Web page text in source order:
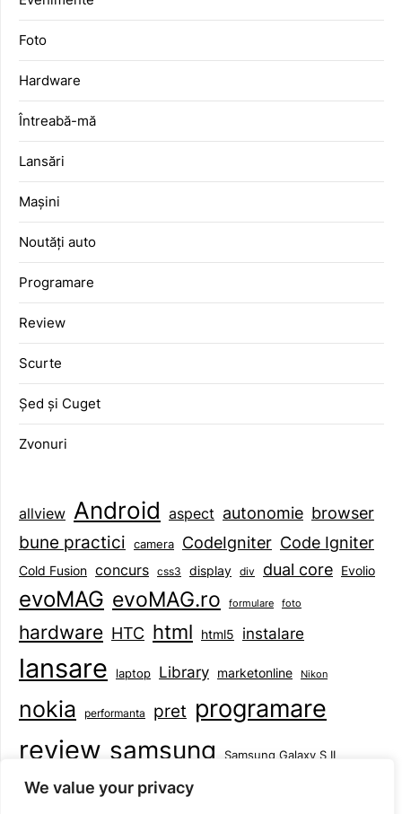
We value your privacy
Foto
Hardware
Întreabă-mă
Lansări
Mașini
Noutăți auto
Programare
Review
Scurte
Șed și Cuget
Zvonuri
allview Android aspect autonomie browser
bune practici camera CodeIgniter Code Igniter
Cold Fusion concurs css3 display div dual core Evolio
evoMAG evoMAG.ro formulare foto
hardware HTC html html5 instalare
lansare laptop Library marketonline Nikon
nokia performanta pret programare
review samsung Samsung Galaxy S II
smartphone specificatii standarde